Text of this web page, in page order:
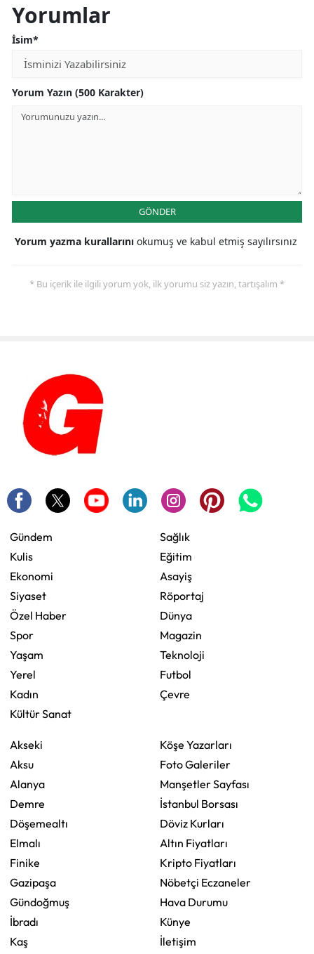
Yorumlar
İsim*
Yorum Yazın (500 Karakter)
GÖNDER
Yorum yazma kurallarını okumuş ve kabul etmiş sayılırsınız
* Bu içerik ile ilgili yorum yok, ilk yorumu siz yazın, tartışalım *
Gündem
Kulis
Ekonomi
Siyaset
Özel Haber
Spor
Yaşam
Yerel
Kadın
Kültür Sanat
Sağlık
Eğitim
Asayiş
Röportaj
Dünya
Magazin
Teknoloji
Futbol
Çevre
Akseki
Aksu
Alanya
Demre
Döşemealtı
Elmalı
Finike
Gazipaşa
Gündoğmuş
İbradı
Kaş
Köşe Yazarları
Foto Galeriler
Manşetler Sayfası
İstanbul Borsası
Döviz Kurları
Altın Fiyatları
Kripto Fiyatları
Nöbetçi Eczaneler
Hava Durumu
Künye
İletişim